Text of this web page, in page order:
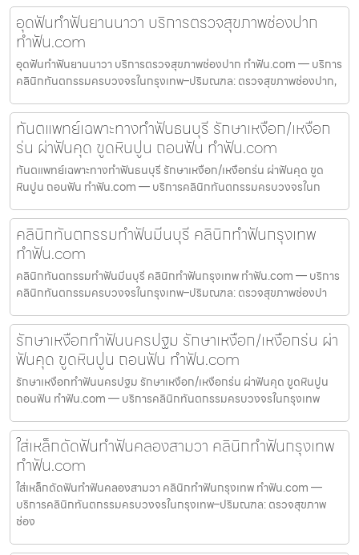
อุดฟันทำฟันยานนาวา บริการตรวจสุขภาพช่องปาก
ทำฟัน.com
อุดฟันทำฟันยานนาวา บริการตรวจสุขภาพช่องปาก ทำฟัน.com — บริการ
คลินิกทันตกรรมครบวงจรในกรุงเทพ–ปริมณฑล: ตรวจสุขภาพช่องปาก,
ทันตแพทย์เฉพาะทางทำฟันธนบุรี รักษาเหงือก/เหงือก
ร่น ผ่าฟันคุด ขูดหินปูน ถอนฟัน ทำฟัน.com
ทันตแพทย์เฉพาะทางทำฟันธนบุรี รักษาเหงือก/เหงือกร่น ผ่าฟันคุด ขูด
หินปูน ถอนฟัน ทำฟัน.com — บริการคลินิกทันตกรรมครบวงจรในก
คลินิกทันตกรรมทำฟันมีนบุรี คลินิกทำฟันกรุงเทพ
ทำฟัน.com
คลินิกทันตกรรมทำฟันมีนบุรี คลินิกทำฟันกรุงเทพ ทำฟัน.com — บริการ
คลินิกทันตกรรมครบวงจรในกรุงเทพ–ปริมณฑล: ตรวจสุขภาพช่องปา
รักษาเหงือกทำฟันนครปฐม รักษาเหงือก/เหงือกร่น ผ่า
ฟันคุด ขูดหินปูน ถอนฟัน ทำฟัน.com
รักษาเหงือกทำฟันนครปฐม รักษาเหงือก/เหงือกร่น ผ่าฟันคุด ขูดหินปูน
ถอนฟัน ทำฟัน.com — บริการคลินิกทันตกรรมครบวงจรในกรุงเทพ
ใส่เหล็กดัดฟันทำฟันคลองสามวา คลินิกทำฟันกรุงเทพ
ทำฟัน.com
ใส่เหล็กดัดฟันทำฟันคลองสามวา คลินิกทำฟันกรุงเทพ ทำฟัน.com —
บริการคลินิกทันตกรรมครบวงจรในกรุงเทพ–ปริมณฑล: ตรวจสุขภาพ
ช่อง